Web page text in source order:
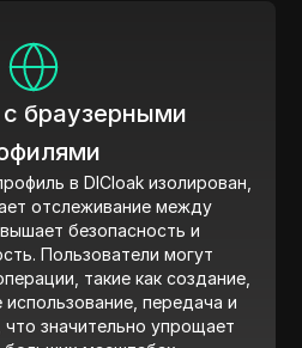
браузерными
в DICloak изолирован,
отслеживание между
безопасность и
Пользователи могут
такие как создание,
передача и
значительно упрощает